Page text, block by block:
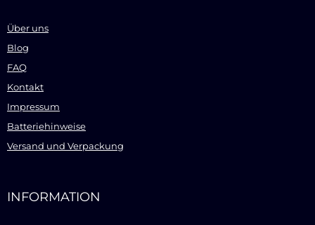
Über uns
Blog
FAQ
Kontakt
Impressum
Batteriehinweise
Versand und Verpackung
INFORMATION